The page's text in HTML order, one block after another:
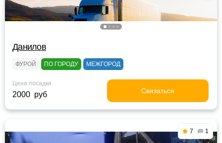
Данилов
ФУРОЙ ПО ГОРОДУ МЕЖГОРОД
Цена посадки
2000 руб Связаться
7 1